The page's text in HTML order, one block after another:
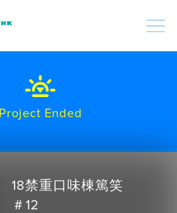
Project Ended
18禁重口味棟篤笑
＃12